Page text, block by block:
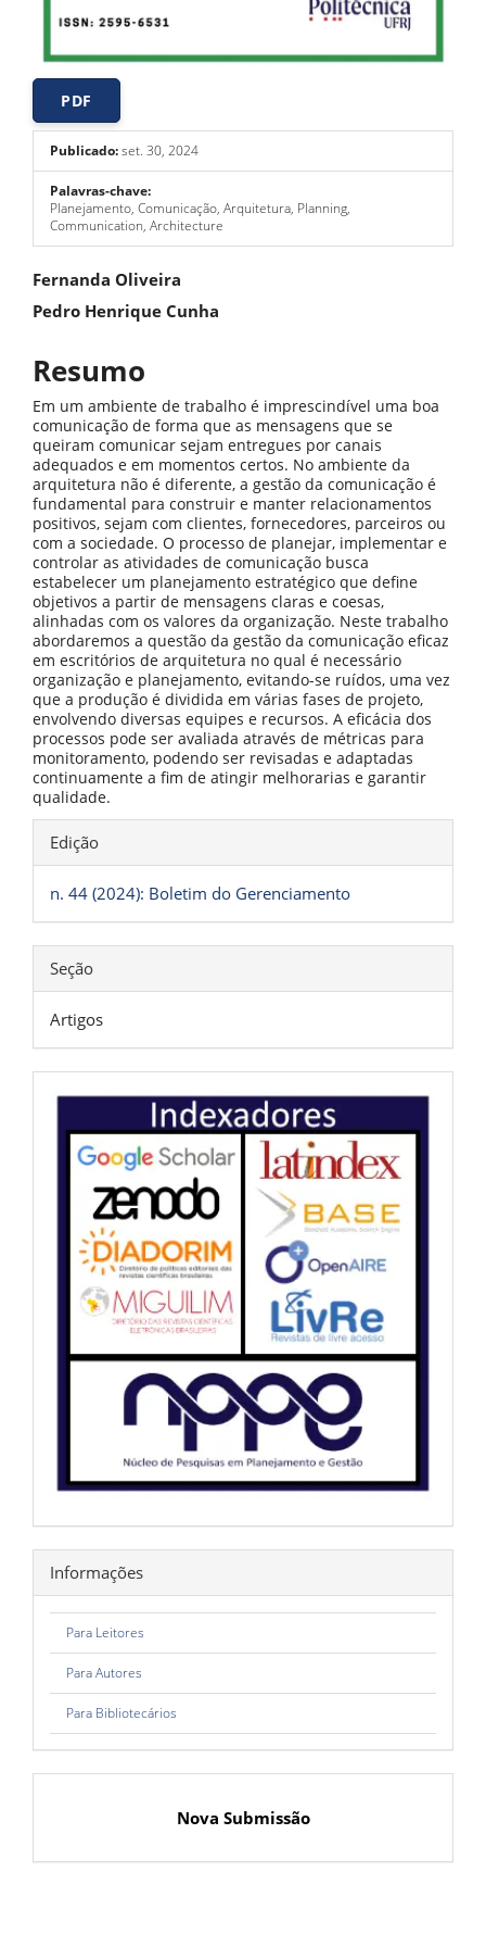
PDF
Publicado:set. 30, 2024
Palavras-chave:
Planejamento, Comunicação, Arquitetura, Planning,
Communication, Architecture
Conteúdo
do
principal
Fernanda Oliveira
Pedro Henrique Cunha
Resumo
Em um ambiente de trabalho é imprescindível uma boa
comunicação de forma que as mensagens que se
queiram comunicar sejam entregues por canais
adequados e em momentos certos. No ambiente da
arquitetura não é diferente, a gestão da comunicação é
fundamental para construir e manter relacionamentos
positivos, sejam com clientes, fornecedores, parceiros ou
com a sociedade. O processo de planejar, implementar e
controlar as atividades de comunicação busca
estabelecer um planejamento estratégico que define
objetivos a partir de mensagens claras e coesas,
alinhadas com os valores da organização. Neste trabalho
abordaremos a questão da gestão da comunicação eficaz
em escritórios de arquitetura no qual é necessário
organização e planejamento, evitando-se ruídos, uma vez
que a produção é dividida em várias fases de projeto,
envolvendo diversas equipes e recursos. A eficácia dos
processos pode ser avaliada através de métricas para
monitoramento, podendo ser revisadas e adaptadas
continuamente a fim de atingir melhorarias e garantir
qualidade.
Detalhes
do
artigo
Edição
n. 44 (2024): Boletim do Gerenciamento
Seção
Artigos
Informações
Para Leitores
Para Autores
Para Bibliotecários
Nova Submissão